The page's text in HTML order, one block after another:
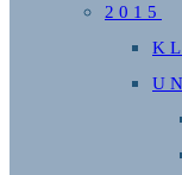
2015